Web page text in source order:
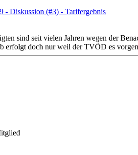
- Diskussion (#3) - Tarifergebnis
sind seit vielen Jahren wegen der
erfolgt doch nur weil der TVÖD es